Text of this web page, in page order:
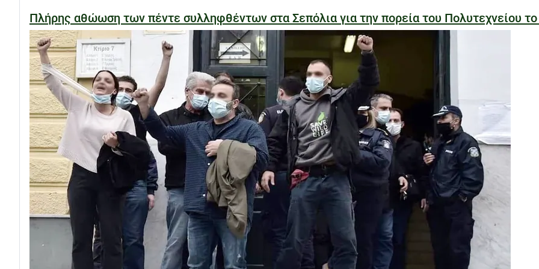
Πλήρης αθώωση των πέντε συλληφθέντων στα Σεπόλια για την πορεία του Πολυτεχνείου